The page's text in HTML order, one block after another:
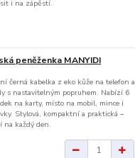
i na zápěstí.
peněženka MANYIDI
černá kabelka z eko kůže na telefon a
s nastavitelným popruhem. Nabízí 6
na karty, místo na mobil, mince i
Stylová, kompaktní a praktická –
na každý den.